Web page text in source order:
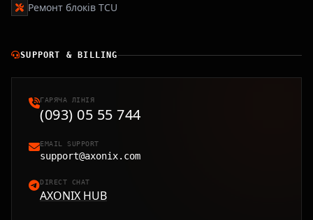
Ремонт блоків TCU
SUPPORT & BILLING
ГАРЯЧА ЛІНІЯ
(093) 05 55 744
EMAIL SUPPORT
support@axonix.com
DIRECT CHAT
AXONIX HUB